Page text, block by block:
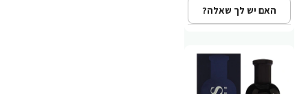
האם יש לך שאלה?